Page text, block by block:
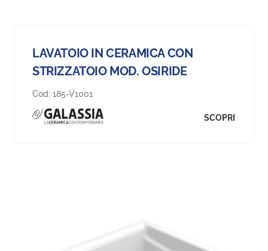
LAVATOIO IN CERAMICA CON
STRIZZATOIO MOD. OSIRIDE
Cod: 185-V1001
SCOPRI